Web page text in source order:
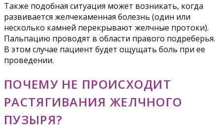
Также подобная ситуация может возникать, когда
развивается желчекаменная болезнь (один или
несколько камней перекрывают желчные протоки).
Пальпацию проводят в области правого подреберья.
В этом случае пациент будет ощущать боль при ее
проведении.
ПОЧЕМУ НЕ ПРОИСХОДИТ
РАСТЯГИВАНИЯ ЖЕЛЧНОГО
ПУЗЫРЯ?